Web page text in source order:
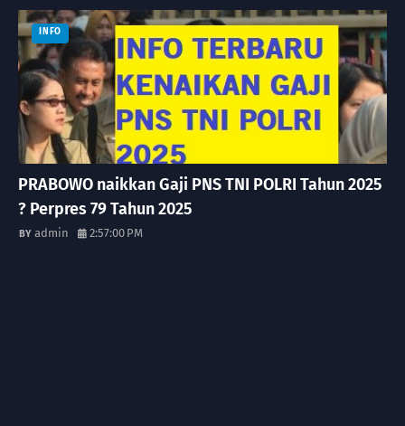
INFO
PRABOWO naikkan Gaji PNS TNI POLRI Tahun 2025
? Perpres 79 Tahun 2025
admin 2:57:00 PM